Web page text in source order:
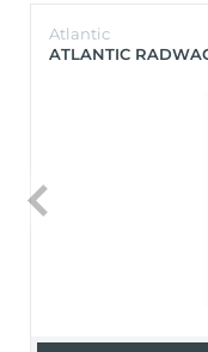
Atlantic
ATLANTIC